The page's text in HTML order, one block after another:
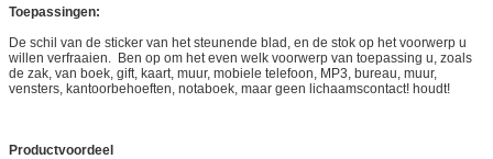
Toepassingen:
De schil van de sticker van het steunende blad, en de stok op het voorwerp u
willen verfraaien. Ben op om het even welk voorwerp van toepassing u, zoals
de zak, van boek, gift, kaart, muur, mobiele telefoon, MP3, bureau, muur,
vensters, kantoorbehoeften, notaboek, maar geen lichaamscontact! houdt!
Productvoordeel